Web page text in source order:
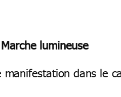
lumineuse
manifestation dans le